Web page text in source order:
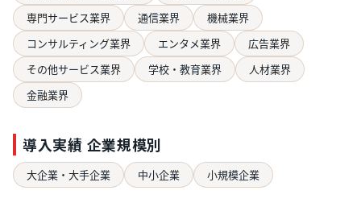
専門サービス業界
通信業界
機械業界
コンサルティング業界
エンタメ業界
広告業界
その他サービス業界
学校・教育業界
人材業界
金融業界
導入実績 企業規模別
大企業・大手企業 中小企業 小規模企業